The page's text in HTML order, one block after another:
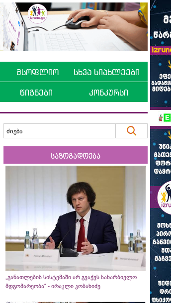
მსოფლიო სხვა სიახლეები
წიგნები კონკურსი
საზოგადოება
„განათლების სისტემაში არ გვაქვს სახარბიელო
მდგომარეობა“ - ირაკლი კობახიძე